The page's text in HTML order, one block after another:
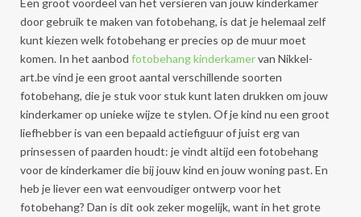
door gebruik te maken van fotobehang, is dat je helemaal zelf
kunt kiezen welk fotobehang er precies op de muur moet
komen. In het aanbod fotobehang kinderkamervan Nikkel-
art.be vind je een groot aantal verschillende soorten
fotobehang, die je stuk voor stuk kunt laten drukken om jouw
kinderkamer op unieke wijze te stylen. Of je kind nu een groot
liefhebber is van een bepaald actiefiguur of juist erg van
prinsessen of paarden houdt: je vindt altijd een fotobehang
voor de kinderkamer die bij jouw kind en jouw woning past. En
heb je liever een wat eenvoudiger ontwerp voor het
fotobehang? Dan is dit ook zeker mogelijk, want in het grote